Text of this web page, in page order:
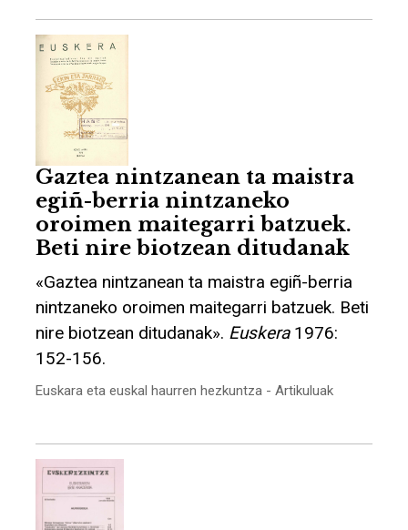
Gaztea nintzanean ta maistra
egiñ-berria nintzaneko
oroimen maitegarri batzuek.
Beti nire biotzean ditudanak
«Gaztea nintzanean ta maistra egiñ-berria
nintzaneko oroimen maitegarri batzuek. Beti
nire biotzean ditudanak». Euskera1976:
152-156.
Euskara eta euskal haurren hezkuntza - Artikuluak